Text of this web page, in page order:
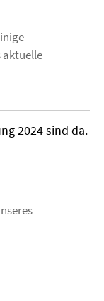
aktuelle
2024 sind da.